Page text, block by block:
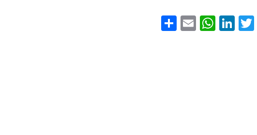
Pinterest
Twitter
LinkedIn
WhatsApp
Email